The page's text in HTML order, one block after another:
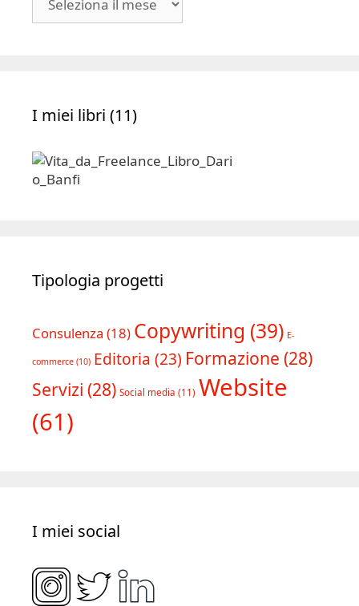
I miei libri (11)
Tipologia progetti
Consulenza (18) Copywriting (39) E-
commerce (10) Editoria (23) Formazione (28)
Servizi (28) Social media (11) Website
(61)
I miei social